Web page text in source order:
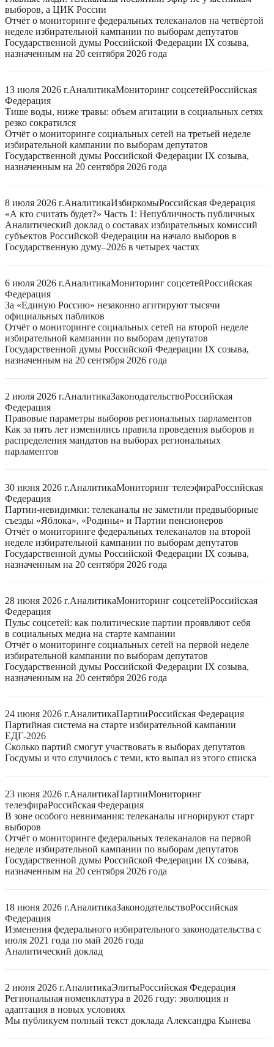
выборов, а ЦИК России
Отчёт о мониторинге федеральных телеканалов на четвёртой
неделе избирательной кампании по выборам депутатов
Государственной думы Российской Федерации IX созыва,
назначенным на 20 сентября 2026 года
13 июля 2026 г.АналитикаМониторинг соцсетейРоссийская
Федерация
Тише воды, ниже травы: объем агитации в социальных сетях
резко сократился
Отчёт о мониторинге социальных сетей на третьей неделе
избирательной кампании по выборам депутатов
Государственной думы Российской Федерации IX созыва,
назначенным на 20 сентября 2026 года
8 июля 2026 г.АналитикаИзбиркомыРоссийская Федерация
«А кто считать будет?» Часть 1: Непубличность публичных
Аналитический доклад о составах избирательных комиссий
субъектов Российской Федерации на начало выборов в
Государственную думу–2026 в четырех частях
6 июля 2026 г.АналитикаМониторинг соцсетейРоссийская
Федерация
За «Единую Россию» незаконно агитируют тысячи
официальных пабликов
Отчёт о мониторинге социальных сетей на второй неделе
избирательной кампании по выборам депутатов
Государственной думы Российской Федерации IX созыва,
назначенным на 20 сентября 2026 года
2 июля 2026 г.АналитикаЗаконодательствоРоссийская
Федерация
Правовые параметры выборов региональных парламентов
Как за пять лет изменились правила проведения выборов и
распределения мандатов на выборах региональных
парламентов
30 июня 2026 г.АналитикаМониторинг телеэфираРоссийская
Федерация
Партии-невидимки: телеканалы не заметили предвыборные
съезды «Яблока», «Родины» и Партии пенсионеров
Отчёт о мониторинге федеральных телеканалов на второй
неделе избирательной кампании по выборам депутатов
Государственной думы Российской Федерации IX созыва,
назначенным на 20 сентября 2026 года
28 июня 2026 г.АналитикаМониторинг соцсетейРоссийская
Федерация
Пульс соцсетей: как политические партии проявляют себя
в социальных медиа на старте кампании
Отчёт о мониторинге социальных сетей на первой неделе
избирательной кампании по выборам депутатов
Государственной думы Российской Федерации IX созыва,
назначенным на 20 сентября 2026 года
24 июня 2026 г.АналитикаПартииРоссийская Федерация
Партийная система на старте избирательной кампании
ЕДГ-2026
Сколько партий смогут участвовать в выборах депутатов
Госдумы и что случилось с теми, кто выпал из этого списка
23 июня 2026 г.АналитикаПартииМониторинг
телеэфираРоссийская Федерация
В зоне особого невнимания: телеканалы игнорируют старт
выборов
Отчёт о мониторинге федеральных телеканалов на первой
неделе избирательной кампании по выборам депутатов
Государственной думы Российской Федерации IX созыва,
назначенным на 20 сентября 2026 года
18 июня 2026 г.АналитикаЗаконодательствоРоссийская
Федерация
Изменения федерального избирательного законодательства с
июля 2021 года по май 2026 года
Аналитический доклад
2 июня 2026 г.АналитикаЭлитыРоссийская Федерация
Региональная номенклатура в 2026 году: эволюция и
адаптация в новых условиях
Мы публикуем полный текст доклада Александра Кынева